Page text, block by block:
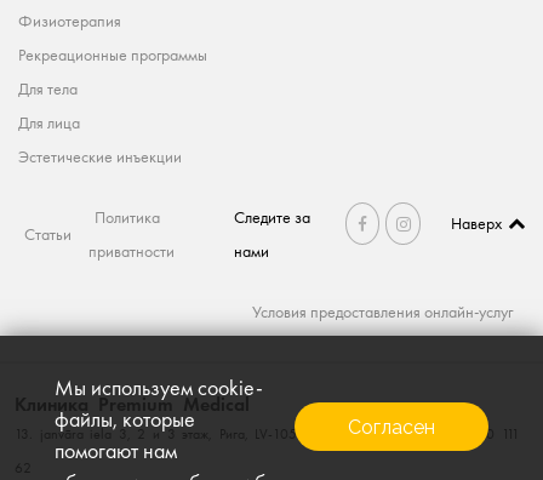
Согласен
Мы используем cookie-
файлы, которые
помогают нам
Физиотерапия
Рекреационные программы
Для тела
Для лица
Эстетические инъекции
Статьи
Политика
приватности
Следите за
нами
Наверх
Условия предоставления онлайн-услуг
Клиника Premium Medical
13. janvāra iela 3, 2 и 3 этаж, Рига, LV-1050, тел. 660 111 60; факс. 660 111
62